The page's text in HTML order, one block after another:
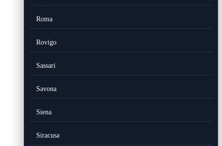
Roma
Rovigo
Sassari
Savona
Siena
Siracusa